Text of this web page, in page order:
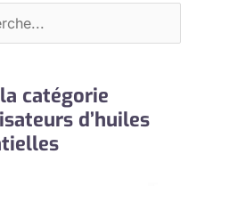
catégorie
d’huiles